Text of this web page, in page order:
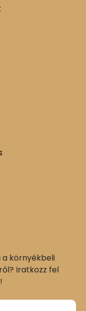
a környékbeli
Iratkozz fel